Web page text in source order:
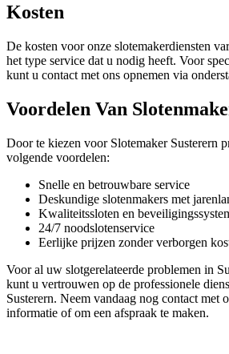
Kosten
De kosten voor onze slotemakerdiensten
het type service dat u nodig heeft. Voor
kunt u contact met ons opnemen via
Voordelen Van
Door te kiezen voor Slotemaker Susterern
volgende voordelen:
Snelle en betrouwbare service
Deskundige slotenmakers met
Kwaliteitssloten en
24/7 noodslotenservice
Eerlijke prijzen zonder verborgen
Voor al uw slotgerelateerde problemen in
kunt u vertrouwen op de professionele
Susterern. Neem vandaag nog contact met
informatie of om een afspraak te maken.